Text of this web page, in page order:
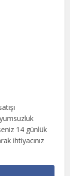
14 günlük
ihtiyacınız